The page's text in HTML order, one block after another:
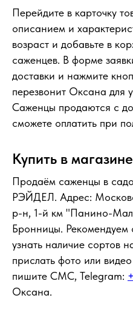
Перейдите в карточку
описанием и
возраст и добавьте в
саженцев. В форме
доставки и нажмите
перезвонит Оксана для
Саженцы продаются с
сможете оплатить при
Купить в магазине
Продаём саженцы в
РЭЙДЕЛ. Адрес:
р-н, 1-й км "Панино-
Бронницы. Рекомендуем
узнать наличие сортов
прислать фото или
пишите СМС, Telegram:
Оксана.